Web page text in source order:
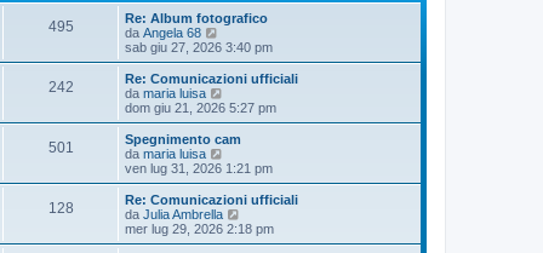
495M
s
s
a
g
g
i
U
l
t
i
m
o
m
s
s
a
g
i
o
Re: Album fotografico
da Angela 68
e
d
i
u
l
m
o
m
s
s
a
g
sab giu 27, 2026 3:40 pm
242M
s
s
a
g
U
l
t
i
m
o
m
s
s
a
g
Re: Comunicazioni ufficiali
da maria luisa
e
d
i
i
m
o
m
dom giu 21, 2026 5:27 pm
501
s
s
U
l
t
i
m
o
m
Spegnimento cam
da maria luisa
e
d
i
u
ven lug 31, 2026 1:21 pm
128M
U
l
t
i
Re: Comunicazioni ufficiali
da Julia Ambrella
e
d
mer lug 29, 2026 2:18 pm